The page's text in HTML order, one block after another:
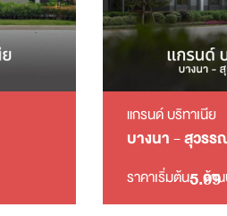
แกรนด์ บริทาเนีย
บางนา - สุวร
ราคาเริ่มต้น5.99
ล้า